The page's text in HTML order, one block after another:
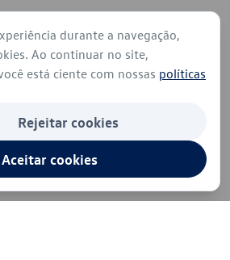
durante a navegação,
Ao continuar no site,
está ciente com nossas políticas
Rejeitar cookies
Aceitar cookies